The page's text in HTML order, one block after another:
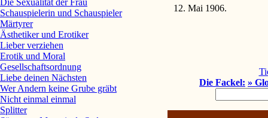
12. Mai 1906.
Die Fackel: »
Die Sexualität der Frau
Schauspielerin und Schauspieler
Märtyrer
Ästhetiker und Erotiker
Lieber verziehen
Erotik und Moral
Gesellschaftsordnung
Liebe deinen Nächsten
Wer Andern keine Grube gräbt
Nicht einmal einmal
Splitter